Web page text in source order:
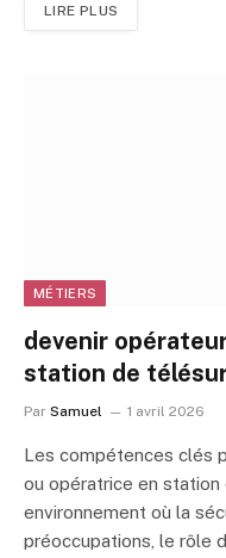
LIRE PLUS
MÉTIERS
devenir
station de
Par Samuel 1 avril 2026
Les compétences clés
ou opératrice en station
environnement où la
préoccupations, le rôle